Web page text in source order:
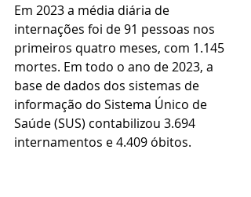
Em 2023 a média diária de
internações foi de 91 pessoas nos
primeiros quatro meses, com 1.145
mortes. Em todo o ano de 2023, a
base de dados dos sistemas de
informação do Sistema Único de
Saúde (SUS) contabilizou 3.694
internamentos e 4.409 óbitos.